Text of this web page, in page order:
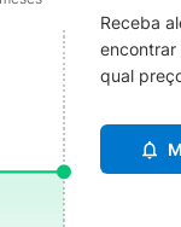
Receba
encontrar
qual